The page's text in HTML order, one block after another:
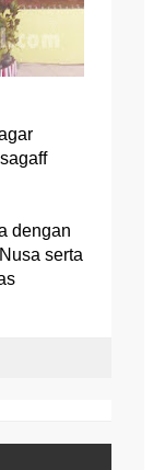
dengan
serta